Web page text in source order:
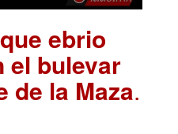
ebrio
el bulevar
de la Maza.